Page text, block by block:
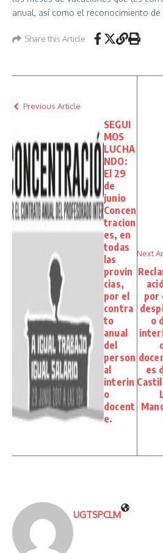
anual, así como el reconocimiento
Share this Article
Previous Article
SEGUI
MOS
LUCHA
NDO:
El 29
de
junio
Concen
tracion
es, en
todas
las
provin
cias,
por el
contra
to
anual
del
person
al
interin
o
docent
e.
Next
por
o
es
UGTSPCLM